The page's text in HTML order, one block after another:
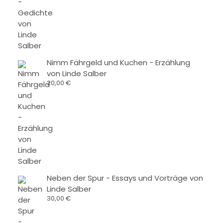
Nimm Fährgeld und Kuchen - Erzählung
von Linde Salber
20,00 €
Neben der Spur - Essays und Vorträge von
Linde Salber
30,00 €